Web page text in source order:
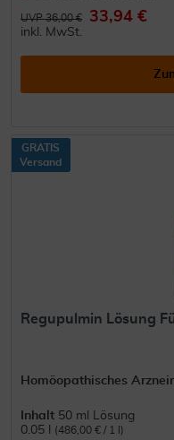
UVP 36,00 € 33,94 €
inkl. MwSt.
GRATIS
Versand
Regupulmin Lösung
Homöopathisches
Inhalt 50 ml Lösung
0.05 l
(486,00 € / 1 l)